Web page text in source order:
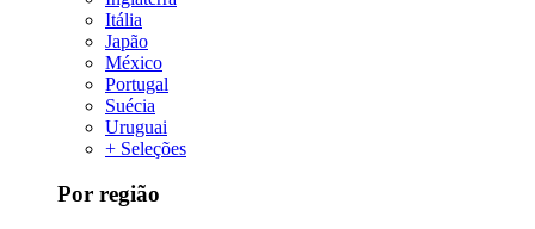
Itália
Japão
México
Portugal
Suécia
Uruguai
+ Seleções
Por região